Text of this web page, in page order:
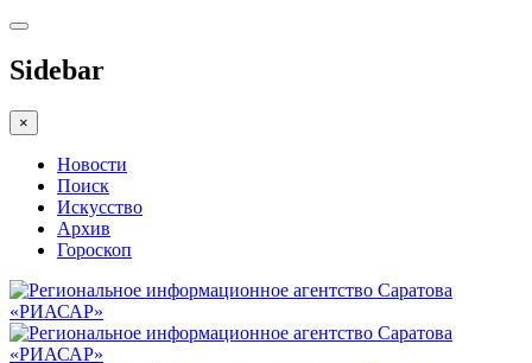
Sidebar
×
Новости
Поиск
Искусство
Архив
Гороскоп